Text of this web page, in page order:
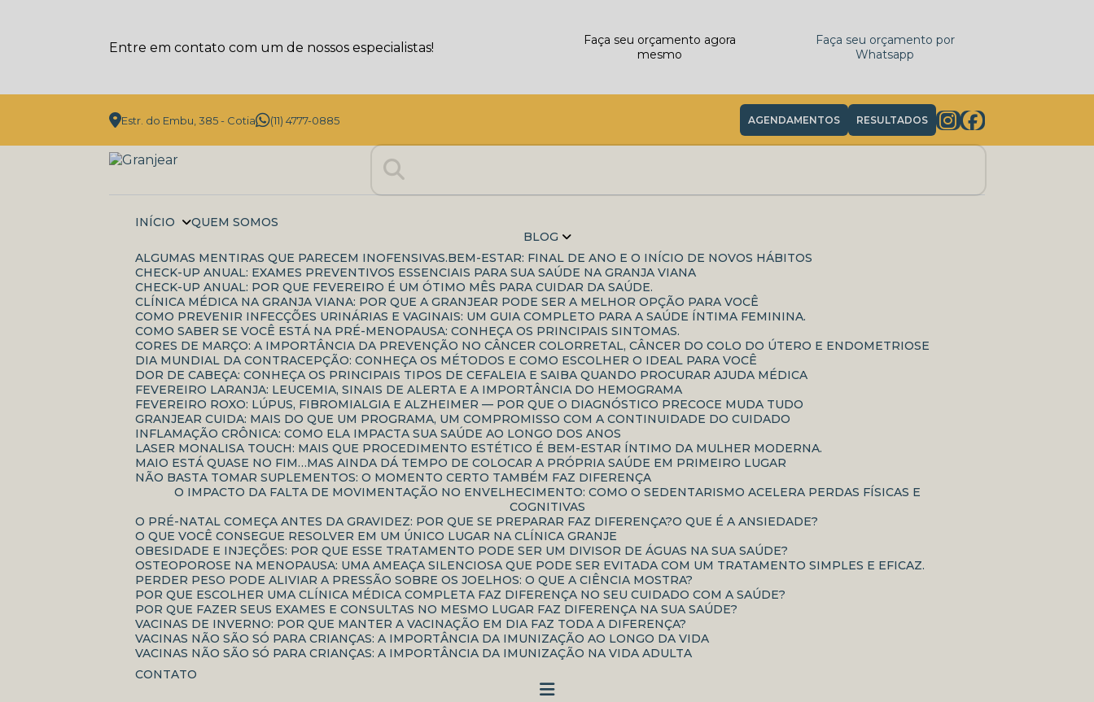
Entre em contato com um de nossos especialistas!
Faça seu orçamento agora
mesmo
Faça seu orçamento por
Whatsapp
Estr. do Embu, 385 - Cotia (11) 4777-0885 AGENDAMENTOS RESULTADOS
INÍCIO
QUEM SOMOS
BLOG
ALGUMAS MENTIRAS QUE PARECEM INOFENSIVAS.
BEM-ESTAR: FINAL DE ANO E O INÍCIO DE NOVOS HÁBITOS
CHECK-UP ANUAL: EXAMES PREVENTIVOS ESSENCIAIS PARA SUA SAÚDE NA GRANJA VIANA
CHECK-UP ANUAL: POR QUE FEVEREIRO É UM ÓTIMO MÊS PARA CUIDAR DA SAÚDE.
CLÍNICA MÉDICA NA GRANJA VIANA: POR QUE A GRANJEAR PODE SER A MELHOR OPÇÃO PARA VOCÊ
COMO PREVENIR INFECÇÕES URINÁRIAS E VAGINAIS: UM GUIA COMPLETO PARA A SAÚDE ÍNTIMA FEMININA.
COMO SABER SE VOCÊ ESTÁ NA PRÉ-MENOPAUSA: CONHEÇA OS PRINCIPAIS SINTOMAS.
CORES DE MARÇO: A IMPORTÂNCIA DA PREVENÇÃO NO CÂNCER COLORRETAL, CÂNCER DO COLO DO ÚTERO E ENDOMETRIOSE
DIA MUNDIAL DA CONTRACEPÇÃO: CONHEÇA OS MÉTODOS E COMO ESCOLHER O IDEAL PARA VOCÊ
DOR DE CABEÇA: CONHEÇA OS PRINCIPAIS TIPOS DE CEFALEIA E SAIBA QUANDO PROCURAR AJUDA MÉDICA
FEVEREIRO LARANJA: LEUCEMIA, SINAIS DE ALERTA E A IMPORTÂNCIA DO HEMOGRAMA
FEVEREIRO ROXO: LÚPUS, FIBROMIALGIA E ALZHEIMER — POR QUE O DIAGNÓSTICO PRECOCE MUDA TUDO
GRANJEAR CUIDA: MAIS DO QUE UM PROGRAMA, UM COMPROMISSO COM A CONTINUIDADE DO CUIDADO
INFLAMAÇÃO CRÔNICA: COMO ELA IMPACTA SUA SAÚDE AO LONGO DOS ANOS
LASER MONALISA TOUCH: MAIS QUE PROCEDIMENTO ESTÉTICO É BEM-ESTAR ÍNTIMO DA MULHER MODERNA.
MAIO ESTÁ QUASE NO FIM…MAS AINDA DÁ TEMPO DE COLOCAR A PRÓPRIA SAÚDE EM PRIMEIRO LUGAR
NÃO BASTA TOMAR SUPLEMENTOS: O MOMENTO CERTO TAMBÉM FAZ DIFERENÇA
O IMPACTO DA FALTA DE MOVIMENTAÇÃO NO ENVELHECIMENTO: COMO O SEDENTARISMO ACELERA PERDAS FÍSICAS E
COGNITIVAS
O PRÉ-NATAL COMEÇA ANTES DA GRAVIDEZ: POR QUE SE PREPARAR FAZ DIFERENÇA?
O QUE É A ANSIEDADE?
O QUE VOCÊ CONSEGUE RESOLVER EM UM ÚNICO LUGAR NA CLÍNICA GRANJE
OBESIDADE E INJEÇÕES: POR QUE ESSE TRATAMENTO PODE SER UM DIVISOR DE ÁGUAS NA SUA SAÚDE?
OSTEOPOROSE NA MENOPAUSA: UMA AMEAÇA SILENCIOSA QUE PODE SER EVITADA COM UM TRATAMENTO SIMPLES E EFICAZ.
PERDER PESO PODE ALIVIAR A PRESSÃO SOBRE OS JOELHOS: O QUE A CIÊNCIA MOSTRA?
POR QUE ESCOLHER UMA CLÍNICA MÉDICA COMPLETA FAZ DIFERENÇA NO SEU CUIDADO COM A SAÚDE?
POR QUE FAZER SEUS EXAMES E CONSULTAS NO MESMO LUGAR FAZ DIFERENÇA NA SUA SAÚDE?
VACINAS DE INVERNO: POR QUE MANTER A VACINAÇÃO EM DIA FAZ TODA A DIFERENÇA?
VACINAS NÃO SÃO SÓ PARA CRIANÇAS: A IMPORTÂNCIA DA IMUNIZAÇÃO AO LONGO DA VIDA
VACINAS NÃO SÃO SÓ PARA CRIANÇAS: A IMPORTÂNCIA DA IMUNIZAÇÃO NA VIDA ADULTA
CONTATO